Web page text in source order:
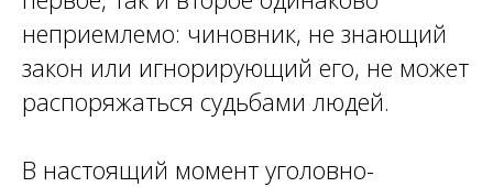
неприемлемо: чиновник, не знающий
закон или игнорирующий его, не может
распоряжаться судьбами людей.
В настоящий момент уголовно-